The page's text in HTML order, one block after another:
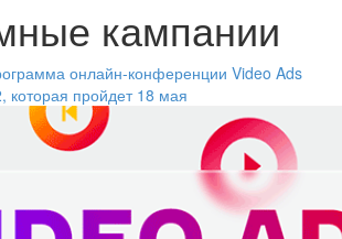
кампании
онлайн-конференции Video Ads
которая пройдет 18 мая